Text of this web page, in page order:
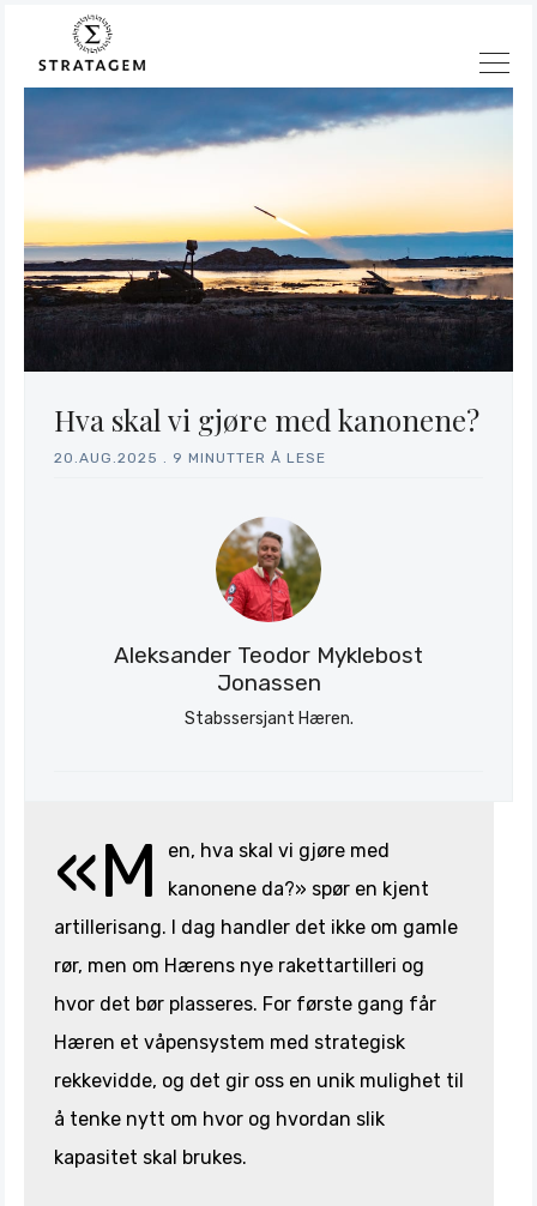
Stratagem
Hva skal vi gjøre med kanonene?
20.AUG.2025 9 MINUTTER Å LESE
Aleksander Teodor Myklebost
Jonassen
Stabssersjant Hæren.
«M
en, hva skal vi gjøre med
kanonene da?» spør en kjent
artillerisang. I dag handler det ikke om gamle
rør, men om Hærens nye rakettartilleri og
hvor det bør plasseres. For første gang får
Hæren et våpensystem med strategisk
rekkevidde, og det gir oss en unik mulighet til
å tenke nytt om hvor og hvordan slik
kapasitet skal brukes.